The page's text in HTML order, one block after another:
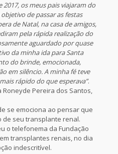
2017, os meus pais viajaram do
de passar as festas
de Natal, na casa de amigos,
pela rápida realização do
aguardado por quase
da minha ida para Santa
do brinde, emocionada,
em silêncio. A minha fé teve
rápido do que esperava”.
Pereira dos Santos,
se emociona ao pensar que
de seu transplante renal.
o telefonema da Fundação
transplantes renais, no dia
indescritível.